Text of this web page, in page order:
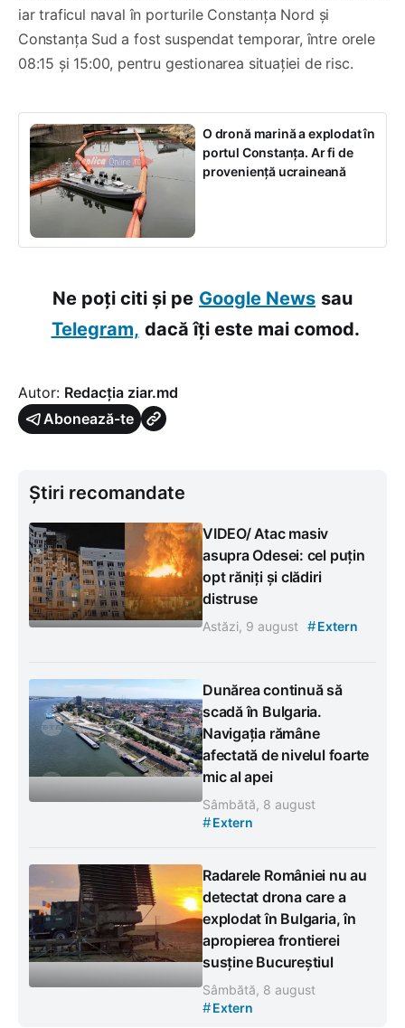
iar traficul naval în porturile Constanța Nord și
Constanța Sud a fost suspendat temporar, între orele
08:15 și 15:00, pentru gestionarea situației de risc.
O dronă marină a explodat în
portul Constanța. Ar fi de
proveniență ucraineană
Ne poți citi și pe Google News sau
Telegram, dacă îți este mai comod.
Autor: Redacția ziar.md
Abonează-te
Știri recomandate
VIDEO/ Atac masiv
asupra Odesei: cel puțin
opt răniți și clădiri
distruse
Astăzi, 9 august #Extern
Dunărea continuă să
scadă în Bulgaria.
Navigația rămâne
afectată de nivelul foarte
mic al apei
Sâmbătă, 8 august
#Extern
Radarele României nu au
detectat drona care a
explodat în Bulgaria, în
apropierea frontierei
susține Bucureștiul
Sâmbătă, 8 august
#Extern